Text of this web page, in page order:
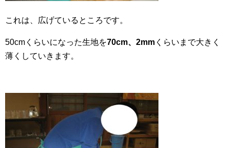
これは、広げているところです。
50cmくらいになった生地を70cm、2mm くらいまで大きく
薄くしていきます。